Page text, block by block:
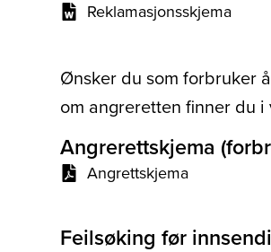
Reklamasjonsskjema
Ønsker du som forbruker
om angreretten finner du
Angrerettskjema
Angrettskjema
Feilsøking før